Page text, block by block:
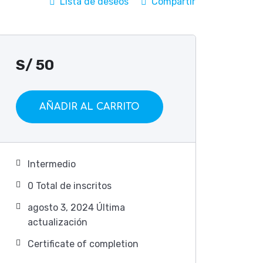
S/ 50
AÑADIR AL CARRITO
Intermedio
0 TotaI de inscritos
agosto 3, 2024 Última
actualización
Certificate of completion